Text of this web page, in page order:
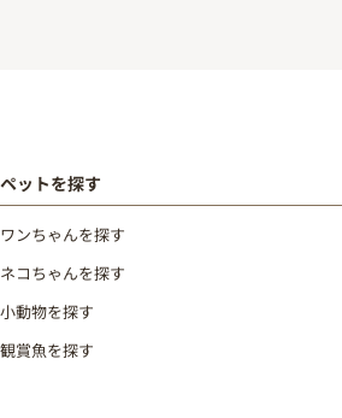
ペットを探す
ワンちゃんを探す
ネコちゃんを探す
小動物を探す
観賞魚を探す